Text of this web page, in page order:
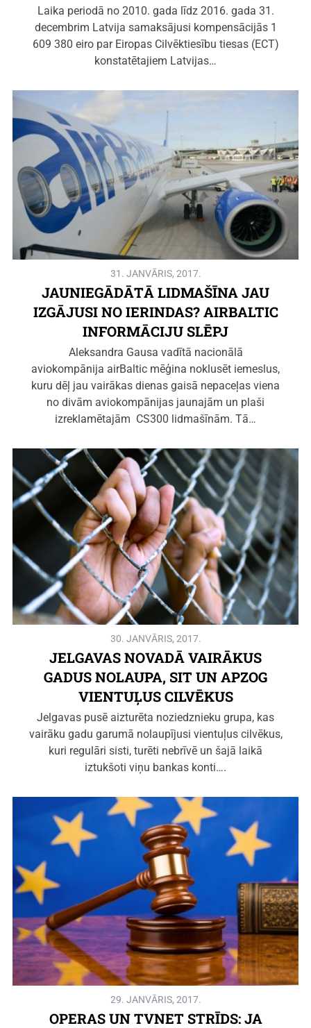
Laika periodā no 2010. gada līdz 2016. gada 31.
decembrim Latvija samaksājusi kompensācijās 1
609 380 eiro par Eiropas Cilvēktiesību tiesas (ECT)
konstatētajiem Latvijas…
31. JANVĀRIS, 2017.
JAUNIEGĀDĀTĀ LIDMAŠĪNA JAU
IZGĀJUSI NO IERINDAS? AIRBALTIC
INFORMĀCIJU SLĒPJ
Aleksandra Gausa vadītā nacionālā
aviokompānija airBaltic mēģina noklusēt iemeslus,
kuru dēļ jau vairākas dienas gaisā nepaceļas viena
no divām aviokompānijas jaunajām un plaši
izreklamētajām CS300 lidmašīnām. Tā…
30. JANVĀRIS, 2017.
JELGAVAS NOVADĀ VAIRĀKUS
GADUS NOLAUPA, SIT UN APZOG
VIENTUĻUS CILVĒKUS
Jelgavas pusē aizturēta noziedznieku grupa, kas
vairāku gadu garumā nolaupījusi vientuļus cilvēkus,
kuri regulāri sisti, turēti nebrīvē un šajā laikā
iztukšoti viņu bankas konti….
29. JANVĀRIS, 2017.
OPERAS UN TVNET STRĪDS: JA